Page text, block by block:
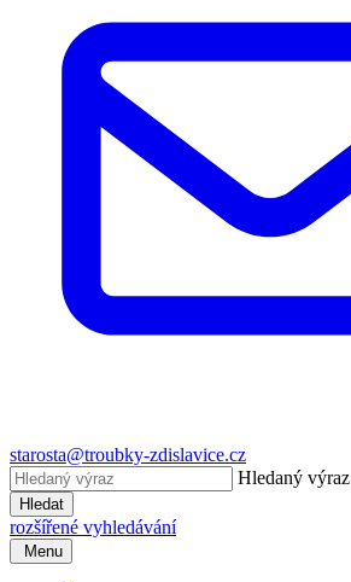
starosta@troubky-zdislavice.cz
Hledaný výraz
Hledat
rozšířené vyhledávání
Menu